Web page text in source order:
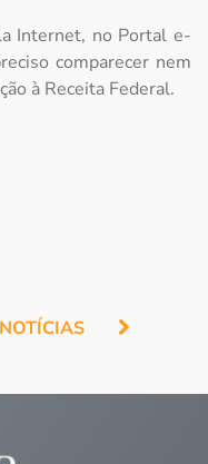
Internet, no Portal e-
comparecer nem
à Receita Federal.